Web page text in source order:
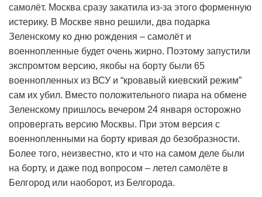
самолёт. Москва сразу закатила из-за этого форменную
истерику. В Москве явно решили, два подарка
Зеленскому ко дню рождения – самолёт и
военнопленные будет очень жирно. Поэтому запустили
экспромтом версию, якобы на борту были 65
военнопленных из ВСУ и “кровавый киевский режим”
сам их убил. Вместо положительного пиара на обмене
Зеленскому пришлось вечером 24 января осторожно
опровергать версию Москвы. При этом версия с
военнопленными на борту кривая до безобразности.
Более того, неизвестно, кто и что на самом деле были
на борту, и даже под вопросом – летел самолёте в
Белгород или наоборот, из Белгорода.